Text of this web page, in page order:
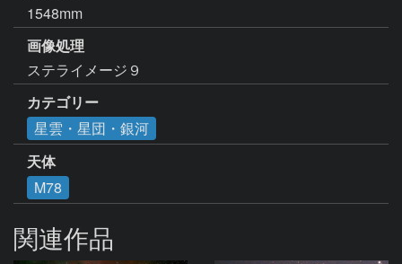
1548mm
画像処理
ステライメージ９
カテゴリー
星雲・星団・銀河
天体
M78
関連作品